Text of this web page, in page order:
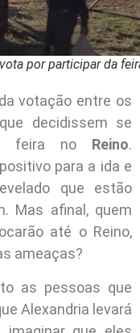
por participar da
votação entre os
decidissem se
feira no Reino.
para a ida e
que estão
Mas afinal, quem
até o Reino,
ameaças?
as pessoas que
Alexandria levará